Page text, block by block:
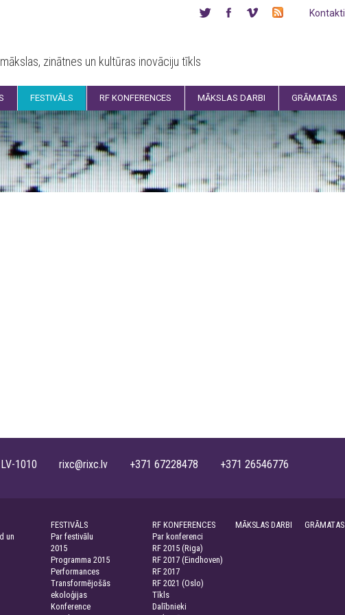
mākslas, zinātnes un kultūras inovāciju tīkls
Kontakti
FESTIVĀLS RF KONFERENCES MĀKSLAS DARBI GRĀMATAS
LV-1010 rixc@rixc.lv +371 67228478 +371 26546776
un
FESTIVĀLS
Par festivālu
2015
Programma 2015
Performances
Transformējošās
ekoloģijas
Konference
RF KONFERENCES
Par konferenci
RF 2015 (Riga)
RF 2017 (Eindhoven)
RF 2017
RF 2021 (Oslo)
Tīkls
Dalībnieki
MĀKSLAS DARBI GRĀMATAS